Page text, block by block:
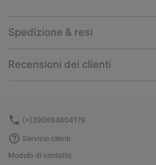
Spedizione & resi
Recensioni dei clienti
(+)390694804179
Servizio clienti
Modulo di contatto